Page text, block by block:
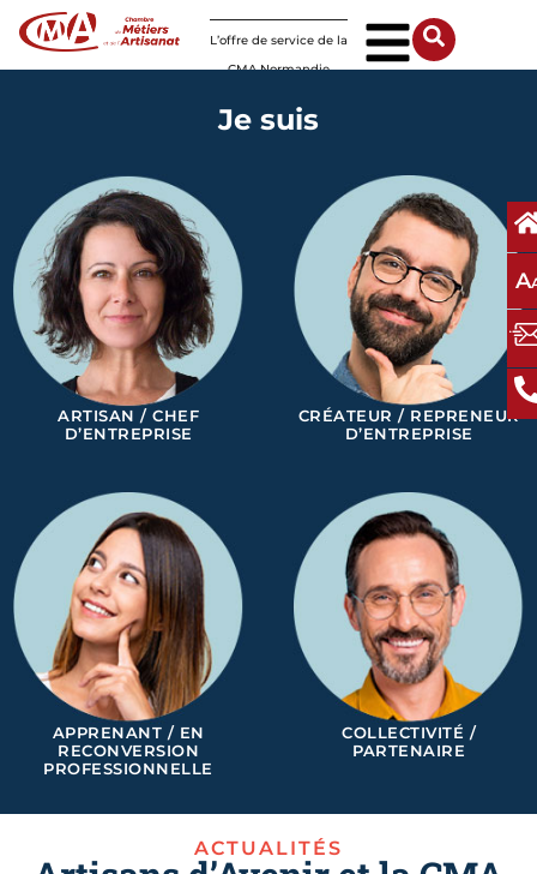
L’offre de service de la
CMA Normandie
A
Je suis
ARTISAN / CHEF
D’ENTREPRISE
CRÉATEUR / REPRENEUR
D’ENTREPRISE
APPRENANT / EN
RECONVERSION
PROFESSIONNELLE
COLLECTIVITÉ /
PARTENAIRE
ACTUALITÉS
Panneau de gestion des cookies